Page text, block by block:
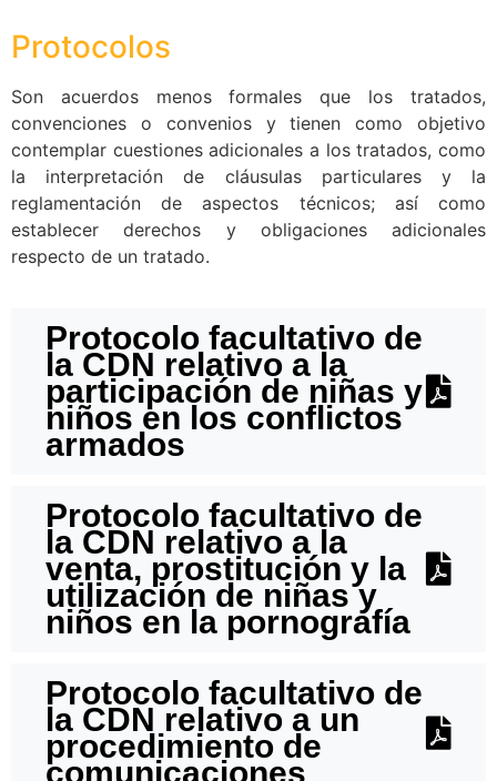
Protocolos
Son acuerdos menos formales que los tratados,
convenciones o convenios y tienen como objetivo
contemplar cuestiones adicionales a los tratados, como
la interpretación de cláusulas particulares y la
reglamentación de aspectos técnicos; así como
establecer derechos y obligaciones adicionales
respecto de un tratado.
Protocolo facultativo de
la CDN relativo a la
participación de niñas y
niños en los conflictos
armados
Protocolo facultativo de
la CDN relativo a la
venta, prostitución y la
utilización de niñas y
niños en la pornografía
Protocolo facultativo de
la CDN relativo a un
procedimiento de
comunicaciones